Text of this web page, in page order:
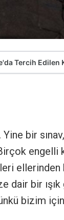
Tercih Edilen
Yine bir
engelli
ellerinden
dair bir
bizim